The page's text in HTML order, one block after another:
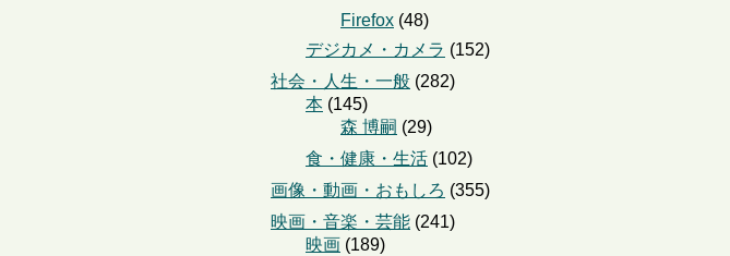
Firefox (48)
デジカメ・カメラ (152)
社会・人生・一般 (282)
本 (145)
森 博嗣 (29)
食・健康・生活 (102)
画像・動画・おもしろ (355)
映画・音楽・芸能 (241)
映画 (189)